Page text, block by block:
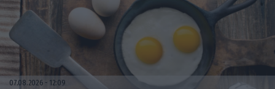
07.08.2026 12:09